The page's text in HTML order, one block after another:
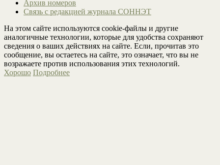
Архив номеров
Связь с редакцией журнала СОННЭТ
На этом сайте используются cookie-файлы и другие
аналогичные технологии, которые для удобства сохраняют
сведения о ваших действиях на сайте. Если, прочитав это
сообщение, вы остаетесь на сайте, это означает, что вы не
возражаете против использования этих технологий.
Хорошо Подробнее